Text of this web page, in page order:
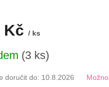
Kč / ks
(3 ks)
doručit do: 10.8.2026